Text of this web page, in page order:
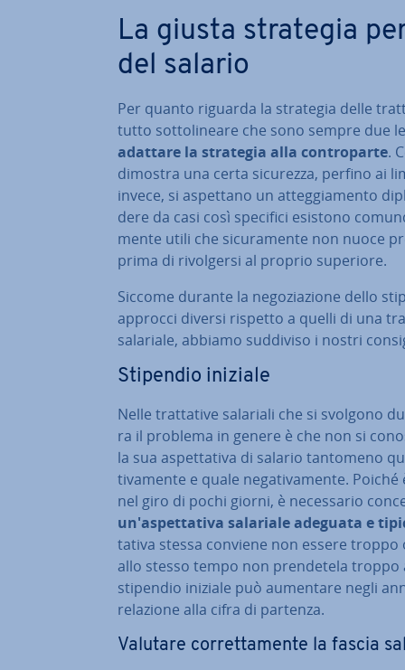
La giusta strategia
del salario
Per quanto riguarda la strategia delle
tut­to sot­to­li­nea­re che sono sempre due
adattare la strategia alla con­tro­par­te.
dimostra una certa sicurezza, perfino ai
invece, si aspettano un at­teg­gia­men­to
de­re da casi così specifici esistono
men­te utili che si­cu­ra­men­te non nuoce
prima di ri­vol­ger­si al proprio superiore.
Siccome durante la ne­go­zia­zio­ne dello
approcci diversi rispetto a quelli di una
salariale, abbiamo suddiviso i nostri
Stipendio iniziale
Nelle trat­ta­ti­ve salariali che si svolgono
ra il problema in genere è che non si
la sua aspet­ta­ti­va di salario tantomeno
ti­va­men­te e quale ne­ga­ti­va­men­te.
nel giro di pochi giorni, è ne­ces­sa­rio
un'a­spet­ta­ti­va salariale adeguata e
ta­ti­va stessa conviene non essere
allo stesso tempo non pren­de­te­la troppo
stipendio iniziale può aumentare negli
relazione alla cifra di partenza.
Valutare cor­ret­ta­men­te la fascia